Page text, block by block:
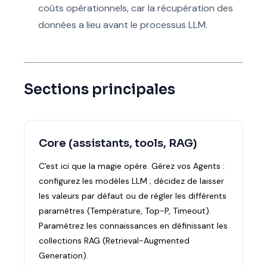
coûts opérationnels, car la récupération des
données a lieu avant le processus LLM.
Sections principales
Core (assistants, tools, RAG)
C'est ici que la magie opère. Gérez vos Agents :
configurez les modèles LLM ; décidez de laisser
les valeurs par défaut ou de régler les différents
paramètres (Température, Top-P, Timeout).
Paramétrez les connaissances en définissant les
collections RAG (Retrieval-Augmented
Generation).